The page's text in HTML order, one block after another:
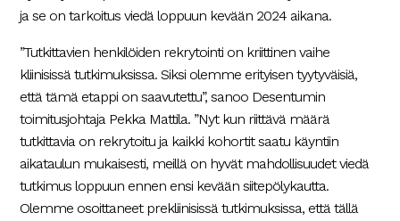
ja se on tarkoitus viedä loppuun kevään 2024 aikana.
”Tutkittavien henkilöiden rekrytointi on kriittinen vaihe
kliinisissä tutkimuksissa. Siksi olemme erityisen tyytyväisiä,
että tämä etappi on saavutettu”, sanoo Desentumin
toimitusjohtaja Pekka Mattila. ”Nyt kun riittävä määrä
tutkittavia on rekrytoitu ja kaikki kohortit saatu käyntiin
aikataulun mukaisesti, meillä on hyvät mahdollisuudet viedä
tutkimus loppuun ennen ensi kevään siitepölykautta.
Olemme osoittaneet prekliinisissä tutkimuksissa, että tällä